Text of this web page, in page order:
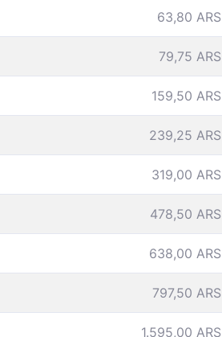
63,80 ARS
79,75 ARS
159,50 ARS
239,25 ARS
319,00 ARS
478,50 ARS
638,00 ARS
797,50 ARS
1.595,00 ARS